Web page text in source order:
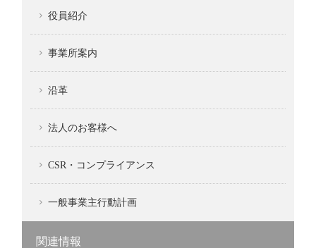
役員紹介
事業所案内
沿革
法人のお客様へ
CSR・コンプライアンス
一般事業主行動計画
関連情報